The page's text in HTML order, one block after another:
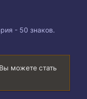
- 50 знаков.
можете стать